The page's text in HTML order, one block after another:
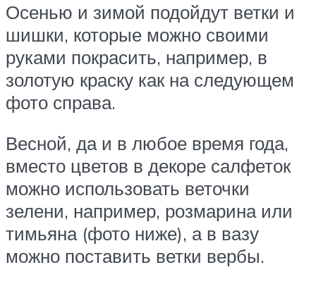
Осенью и зимой подойдут ветки и
шишки, которые можно своими
руками покрасить, например, в
золотую краску как на следующем
фото справа.
Весной, да и в любое время года,
вместо цветов в декоре салфеток
можно использовать веточки
зелени, например, розмарина или
тимьяна (фото ниже), а в вазу
можно поставить ветки вербы.